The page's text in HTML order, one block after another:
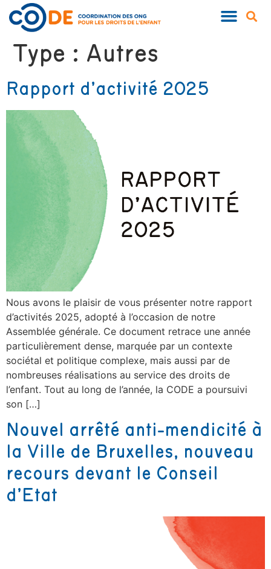
Type : Autres
Rapport d’activité 2025
Nous avons le plaisir de vous présenter notre rapport
d’activités 2025, adopté à l’occasion de notre
Assemblée générale. Ce document retrace une année
particulièrement dense, marquée par un contexte
sociétal et politique complexe, mais aussi par de
nombreuses réalisations au service des droits de
l’enfant. Tout au long de l’année, la CODE a poursuivi
son […]
Nouvel arrêté anti-mendicité à
la Ville de Bruxelles, nouveau
recours devant le Conseil
d’Etat